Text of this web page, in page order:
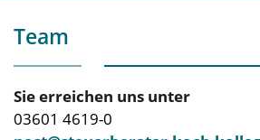
Team
Sie erreichen uns unter
03601 4619-0